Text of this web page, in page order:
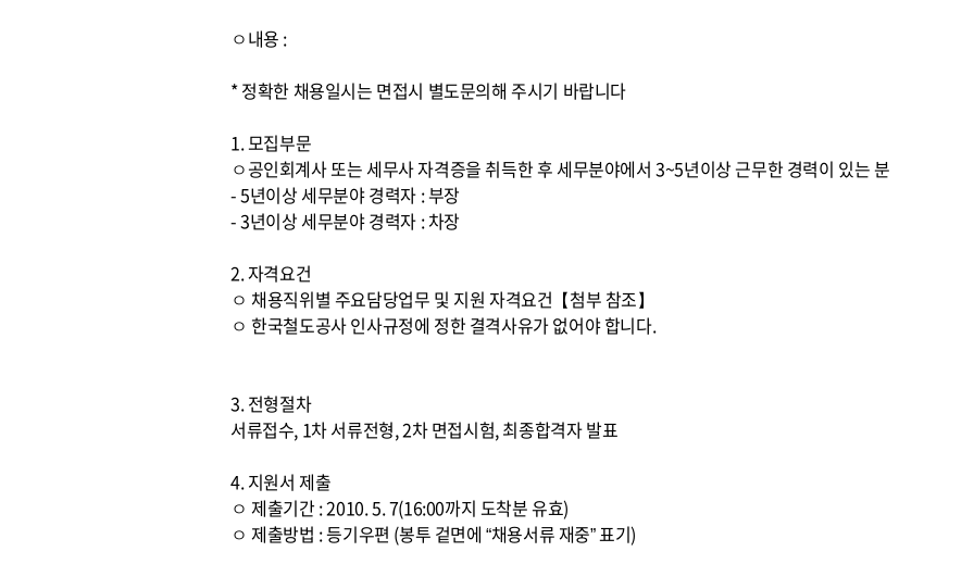
ㅇ내용 :
* 정확한 채용일시는 면접시 별도문의해 주시기 바랍니다
1. 모집부문
ㅇ공인회계사 또는 세무사 자격증을 취득한 후 세무분야에서 3~5년이상 근무한 경력이 있는 분
- 5년이상 세무분야 경력자 : 부장
- 3년이상 세무분야 경력자 : 차장
2. 자격요건
ㅇ 채용직위별 주요담당업무 및 지원 자격요건【첨부 참조】
ㅇ 한국철도공사 인사규정에 정한 결격사유가 없어야 합니다.
3. 전형절차
서류접수, 1차 서류전형, 2차 면접시험, 최종합격자 발표
4. 지원서 제출
ㅇ 제출기간 : 2010. 5. 7(16:00까지 도착분 유효)
ㅇ 제출방법 : 등기우편 (봉투 겉면에 “채용서류 재중” 표기)